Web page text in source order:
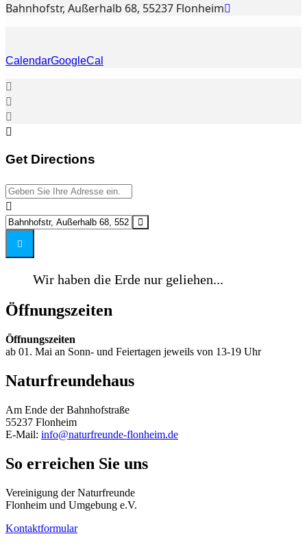
Bahnhofstr, Außerhalb 68, 55237 Flonheim
CalendarGoogleCal
Get Directions
Address - Naturschutzeinsatzkommando (NEK) []
Destination Address - Naturschutzeinsatzkommando
Wir haben die Erde nur geliehen...
Öffnungszeiten
Öffnungszeiten
ab 01. Mai an Sonn- und Feiertagen jeweils von 13-19 Uhr
Naturfreundehaus
Am Ende der Bahnhofstraße
55237 Flonheim
E-Mail: info@naturfreunde-flonheim.de
So erreichen Sie uns
Vereinigung der Naturfreunde
Flonheim und Umgebung e.V.
Kontaktformular